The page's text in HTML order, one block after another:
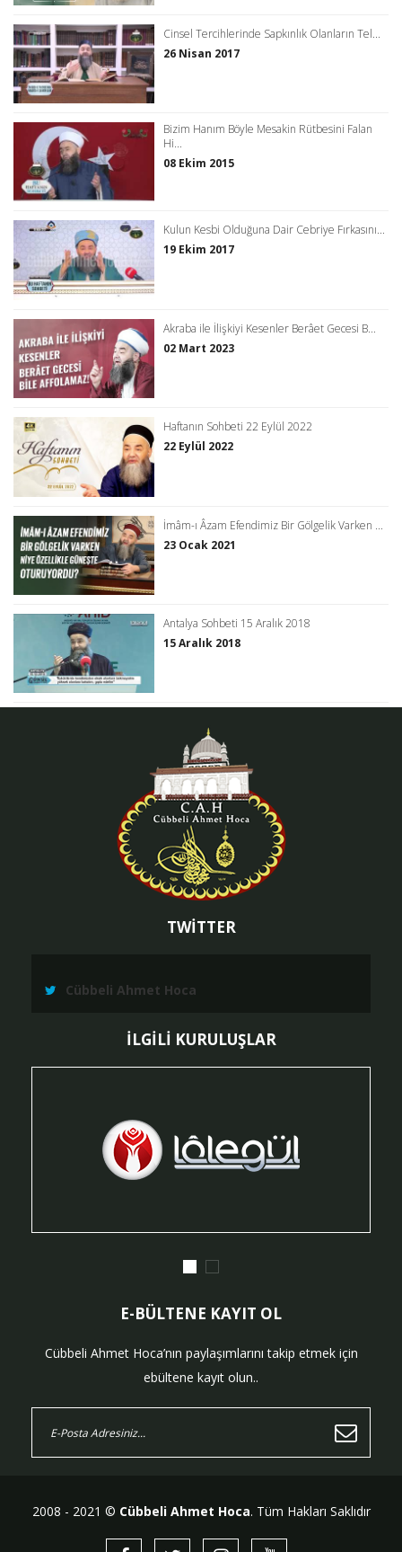
Cinsel Tercihlerinde Sapkınlık Olanların Tel...
26 Nisan 2017
Bizim Hanım Böyle Mesakin Rütbesini Falan
Hi...
08 Ekim 2015
Kulun Kesbi Olduğuna Dair Cebriye Fırkasını...
19 Ekim 2017
Akraba ile İlişkiyi Kesenler Berâet Gecesi B...
02 Mart 2023
Haftanın Sohbeti 22 Eylül 2022
22 Eylül 2022
İmâm-ı Âzam Efendimiz Bir Gölgelik Varken ...
23 Ocak 2021
Antalya Sohbeti 15 Aralık 2018
15 Aralık 2018
TWİTTER
Cübbeli Ahmet Hoca
İLGİLİ KURULUŞLAR
E-BÜLTENE KAYIT OL
Cübbeli Ahmet Hoca’nın paylaşımlarını takip etmek için
ebültene kayıt olun..
2008 - 2021 © Cübbeli Ahmet Hoca. Tüm Hakları Saklıdır